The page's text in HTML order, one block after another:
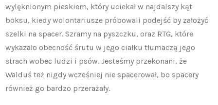
wylęknionym pieskiem, który uciekał w najdalszy kąt
boksu, kiedy wolontariusze próbowali podejść by założyć
szelki na spacer. Szramy na pyszczku, oraz RTG, które
wykazało obecność śrutu w jego ciałku tłumaczą jego
strach wobec ludzi i psów. Jesteśmy przekonani, że
Walduś też nigdy wcześniej nie spacerował, bo spacery
również go bardzo przerażały.